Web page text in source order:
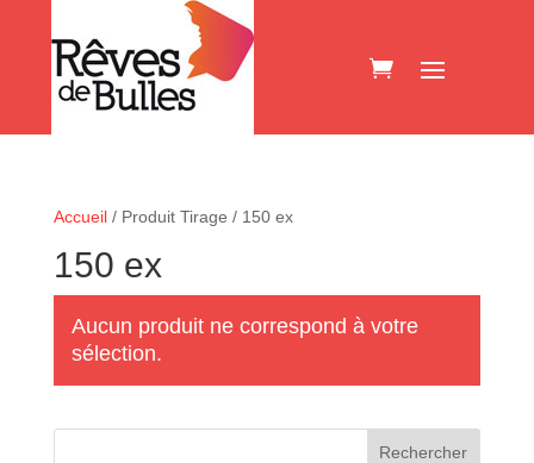
Accueil/ Produit Tirage / 150 ex
150 ex
Aucun produit ne correspond à votre
sélection.
Rechercher